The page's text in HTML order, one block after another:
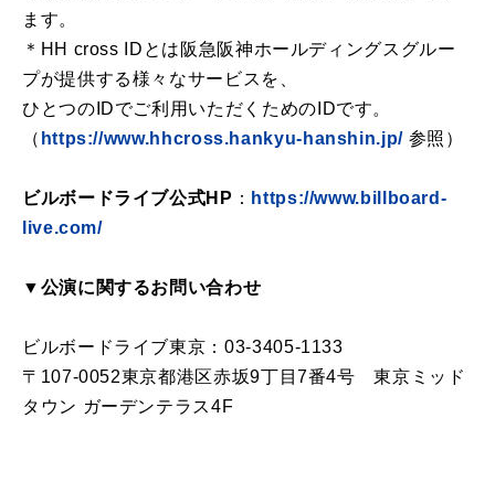
ます。
＊HH cross IDとは阪急阪神ホールディングスグルー
プが提供する様々なサービスを、
ひとつのIDでご利用いただくためのIDです。
（ https://www.hhcross.hankyu-hanshin.jp/参照）
ビルボードライブ公式HP ： https://www.billboard-
live.com/
▼公演に関するお問い合わせ
ビルボードライブ東京：03-3405-1133
〒107-0052東京都港区赤坂9丁目7番4号 東京ミッド
タウン ガーデンテラス4F